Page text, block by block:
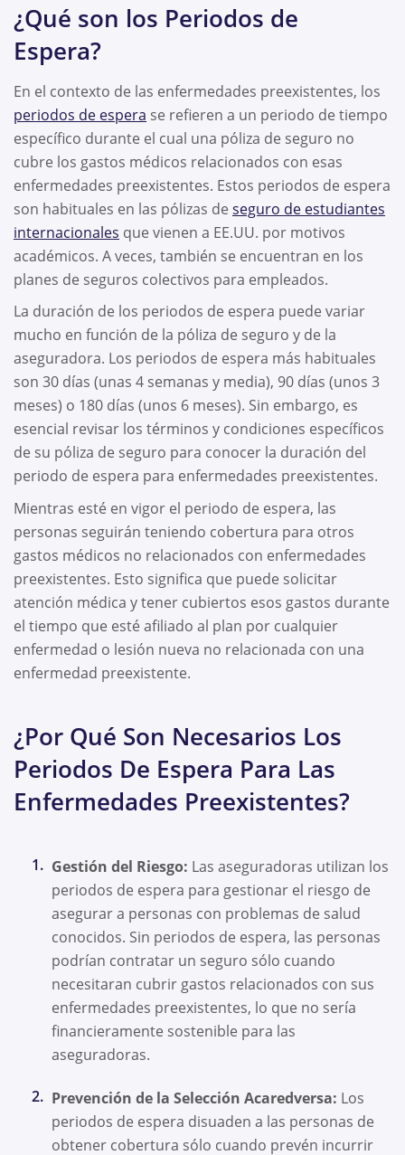
¿Qué son los Periodos de
Espera?
En el contexto de las enfermedades preexistentes, los
periodos de espera se refieren a un periodo de tiempo
específico durante el cual una póliza de seguro no
cubre los gastos médicos relacionados con esas
enfermedades preexistentes. Estos periodos de espera
son habituales en las pólizas de seguro de estudiantes
internacionales que vienen a EE.UU. por motivos
académicos. A veces, también se encuentran en los
planes de seguros colectivos para empleados.
La duración de los periodos de espera puede variar
mucho en función de la póliza de seguro y de la
aseguradora. Los periodos de espera más habituales
son 30 días (unas 4 semanas y media), 90 días (unos 3
meses) o 180 días (unos 6 meses). Sin embargo, es
esencial revisar los términos y condiciones específicos
de su póliza de seguro para conocer la duración del
periodo de espera para enfermedades preexistentes.
Mientras esté en vigor el periodo de espera, las
personas seguirán teniendo cobertura para otros
gastos médicos no relacionados con enfermedades
preexistentes. Esto significa que puede solicitar
atención médica y tener cubiertos esos gastos durante
el tiempo que esté afiliado al plan por cualquier
enfermedad o lesión nueva no relacionada con una
enfermedad preexistente.
¿Por Qué Son Necesarios Los
Periodos De Espera Para Las
Enfermedades Preexistentes?
Gestión del Riesgo: Las aseguradoras utilizan los
periodos de espera para gestionar el riesgo de
asegurar a personas con problemas de salud
conocidos. Sin periodos de espera, las personas
podrían contratar un seguro sólo cuando
necesitaran cubrir gastos relacionados con sus
enfermedades preexistentes, lo que no sería
financieramente sostenible para las
aseguradoras.
Prevención de la Selección Acaredversa: Los
periodos de espera disuaden a las personas de
obtener cobertura sólo cuando prevén incurrir